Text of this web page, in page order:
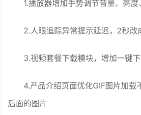
1.播放器增加手势调节音量、亮度
2.人眼追踪异常提示延迟，2秒改
3.视频套餐下载模块，增加一键
4.产品介绍页面优化GIF图片加载
后面的图片